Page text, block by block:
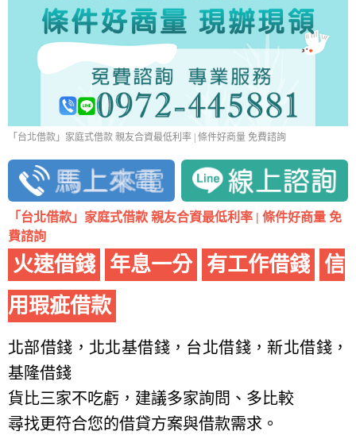
「台北借款」家庭式借款 親友合資最低利率 | 條件好商量 免費諮詢
「台北借款」家庭式借款 親友合資最低利率 | 條件好商量 免
費諮詢
火速借錢 年息一分 有工作借錢
信
用瑕疵借款
北部借錢，北北基借錢，台北借錢，新北借錢，
基隆借錢
貨比三家不吃虧，建議多家詢問、多比較
尋找更符合您的借貸方案與借款需求。